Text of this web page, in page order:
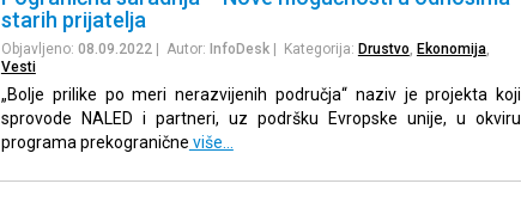
starih prijatelja
Objavljeno: 08.09.2022 | Autor: InfoDesk| Kategorija: Drustvo Ekonomija,
Vesti
„Bolje prilike po meri nerazvijenih područja“ naziv je projekta koji
sprovode NALED i partneri, uz podršku Evropske unije, u okviru
programa prekogranične više…